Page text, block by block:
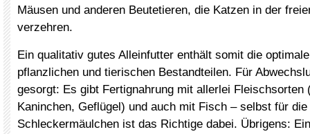
Mäusen und anderen Beutetieren, die Katzen in der
verzehren.
Ein qualitativ gutes Alleinfutter enthält somit die
pflanzlichen und tierischen Bestandteilen. Für
gesorgt: Es gibt Fertignahrung mit allerlei Fleischsorten
Kaninchen, Geflügel) und auch mit Fisch – selbst für
Schleckermäulchen ist das Richtige dabei. Übrigens: